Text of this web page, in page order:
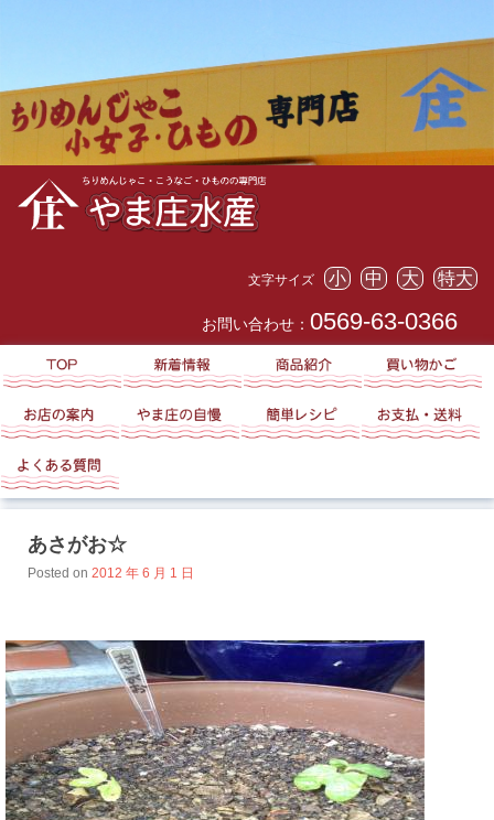
文字サイズ 小 中 大 特大
お問い合わせ： 0569-63-0366
あさがお☆
Posted on 2012 年 6 月 1 日